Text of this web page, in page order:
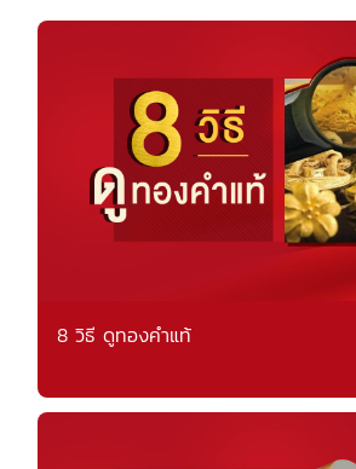
8 วิธี ดูทองคำแท้